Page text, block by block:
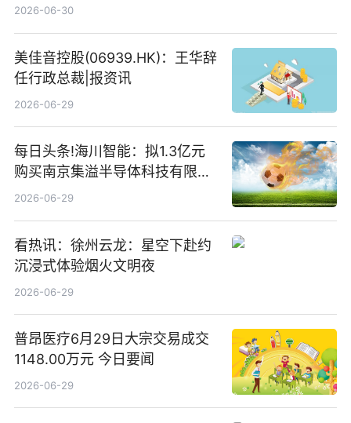
仓股亨通光电、赤峰黄金、佰维
2026-06-30
美佳音控股(06939.HK)：王华辞
任行政总裁|报资讯
2026-06-29
每日头条!海川智能：拟1.3亿元
购买南京集溢半导体科技有限公
司15.3%股权
2026-06-29
看热讯：徐州云龙：星空下赴约
沉浸式体验烟火文明夜
2026-06-29
普昂医疗6月29日大宗交易成交
1148.00万元 今日要闻
2026-06-29